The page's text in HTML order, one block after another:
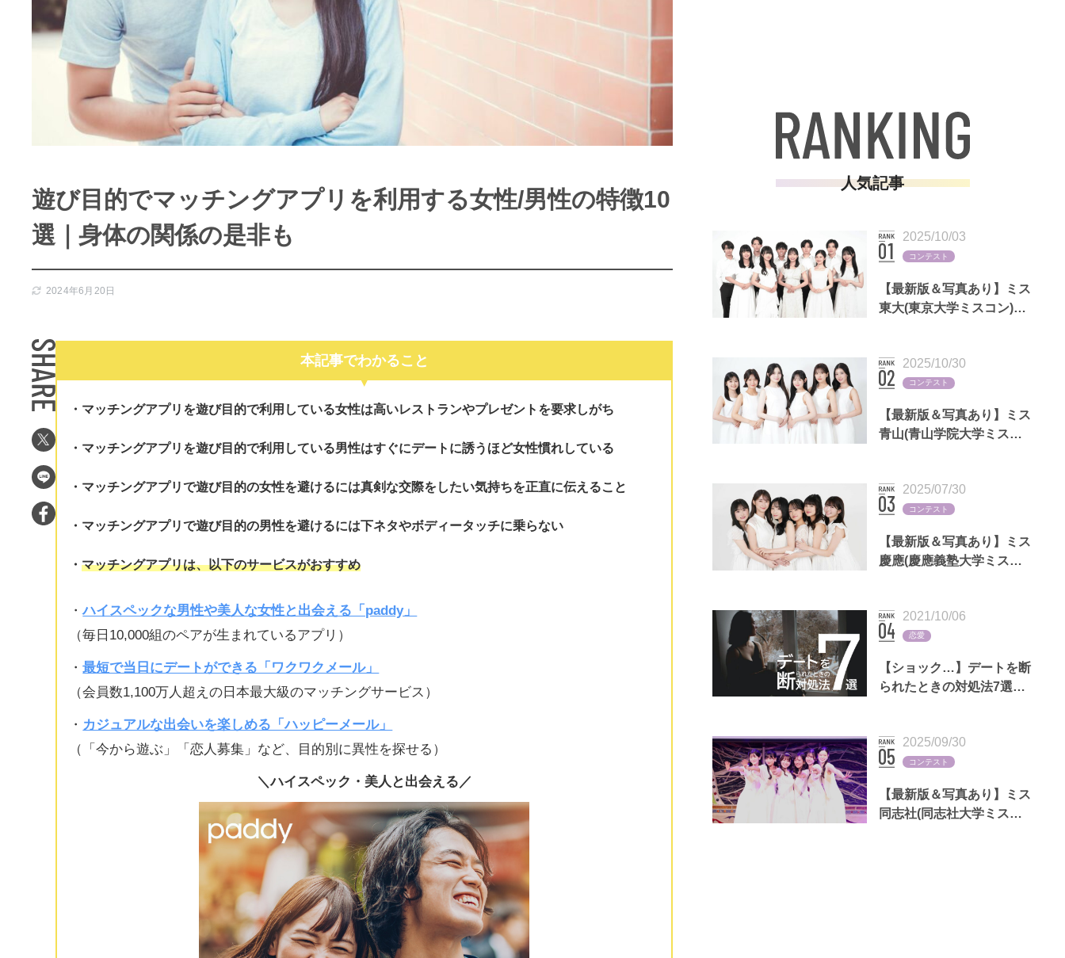
遊び目的でマッチングアプリを利用する女性/男性の特徴10
選｜身体の関係の是非も
2024年6月20日
本記事でわかること
マッチングアプリを遊び目的で利用している女性は高いレストランやプレゼントを要求しがち
マッチングアプリを遊び目的で利用している男性はすぐにデートに誘うほど女性慣れしている
マッチングアプリで遊び目的の女性を避けるには真剣な交際をしたい気持ちを正直に伝えること
マッチングアプリで遊び目的の男性を避けるには下ネタやボディータッチに乗らない
マッチングアプリは、以下のサービスがおすすめ
・ハイスペックな男性や美人な女性と出会える「paddy」
（毎日10,000組のペアが生まれているアプリ）
・最短で当日にデートができる「ワクワクメール」
（会員数1,100万人超えの日本最大級のマッチングサービス）
・ カジュアルな出会いを楽しめる「ハッピーメール」
（「今から遊ぶ」「恋人募集」など、目的別に異性を探せる）
＼ハイスペック・美人と出会える／
人気記事
【最新版＆写真あり】ミス
東大(東京大学ミスコン)歴
2025/10/03
コンテスト
【最新版＆写真あり】ミス
青山(青山学院大学ミスコ
2025/10/30
コンテスト
【最新版＆写真あり】ミス
慶應(慶應義塾大学ミスコ
2025/07/30
コンテスト
【ショック…】デートを断
られたときの対処法7選｜
2021/10/06
恋愛
【最新版＆写真あり】ミス
同志社(同志社大学ミスコ
2025/09/30
コンテスト